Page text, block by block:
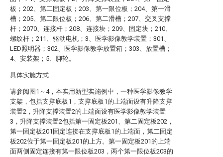
板；202、第二固定板；203、第一限位板；204、第一滑
槽；205、第二限位板；206、第二滑槽；207、交叉支撑
杆；2070、连接杆；208、连接块；209、固定块；210、
螺纹杆；211、驱动电机；3、医学影像教学装置；301、
LED照明器；302、医学影像教学放置箱；303、放置槽；
4、安装架；5、脚轮。
具体实施方式
请参阅图1～4，本实用新型实施例中，一种医学影像教学
支架，包括支撑底板1，支撑底板1的上端面设有升降支撑
装置2，升降支撑装置2的上端面设有医学影像教学装置
3，升降支撑装置2包括第一固定板201、第二固定板202，
第一固定板201固定连接在支撑底板1的上端面，第二固定
板202位于第一固定板201的上方。第一固定板201的上端
面两侧固定连接有第一限位板203，两个第一限位板203的